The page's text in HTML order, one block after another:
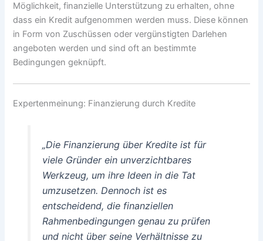
Möglichkeit, finanzielle Unterstützung zu erhalten, ohne
dass ein Kredit aufgenommen werden muss. Diese können
in Form von Zuschüssen oder vergünstigten Darlehen
angeboten werden und sind oft an bestimmte
Bedingungen geknüpft.
Expertenmeinung: Finanzierung durch Kredite
„Die Finanzierung über Kredite ist für
viele Gründer ein unverzichtbares
Werkzeug, um ihre Ideen in die Tat
umzusetzen. Dennoch ist es
entscheidend, die finanziellen
Rahmenbedingungen genau zu prüfen
und nicht über seine Verhältnisse zu